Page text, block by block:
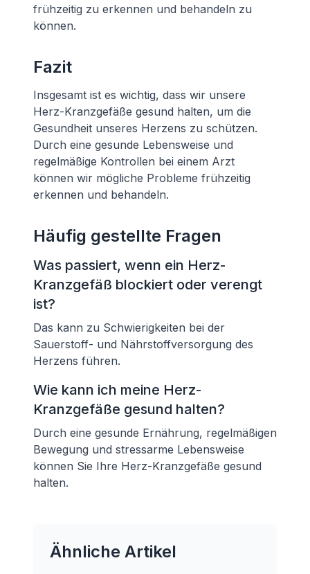
frühzeitig zu erkennen und behandeln zu
können.
Fazit
Insgesamt ist es wichtig, dass wir unsere
Herz-Kranzgefäße gesund halten, um die
Gesundheit unseres Herzens zu schützen.
Durch eine gesunde Lebensweise und
regelmäßige Kontrollen bei einem Arzt
können wir mögliche Probleme frühzeitig
erkennen und behandeln.
Häufig gestellte Fragen
Was passiert, wenn ein Herz-
Kranzgefäß blockiert oder verengt
ist?
Das kann zu Schwierigkeiten bei der
Sauerstoff- und Nährstoffversorgung des
Herzens führen.
Wie kann ich meine Herz-
Kranzgefäße gesund halten?
Durch eine gesunde Ernährung, regelmäßigen
Bewegung und stressarme Lebensweise
können Sie Ihre Herz-Kranzgefäße gesund
halten.
Ähnliche Artikel